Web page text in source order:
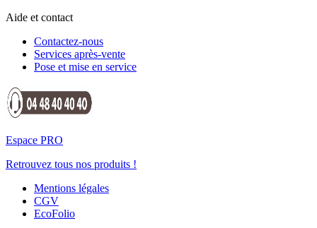
Aide et contact
Contactez-nous
Services après-vente
Pose et mise en service
Espace PRO
Retrouvez tous nos produits !
Mentions légales
CGV
EcoFolio